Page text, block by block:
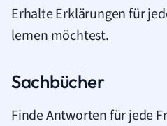
Erhalte Erklärungen für
lernen möchtest.
Sachbücher
Finde Antworten für jede